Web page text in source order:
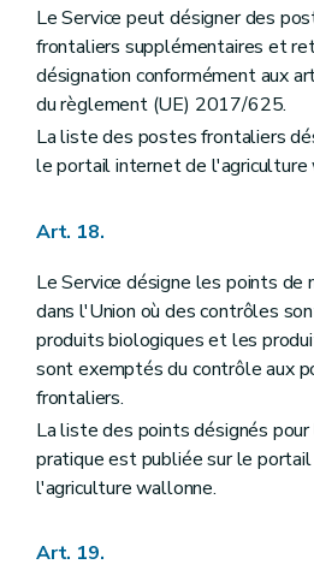
Le Service peut désigner des
frontaliers supplémentaires et
désignation conformément aux
du règlement (UE) 2017/625.
La liste des postes frontaliers
le portail internet de l'agriculture
Art. 18.
Le Service désigne les points de
dans l'Union où des contrôles
produits biologiques et les
sont exemptés du contrôle aux
frontaliers.
La liste des points désignés
pratique est publiée sur le
l'agriculture wallonne.
Art. 19.